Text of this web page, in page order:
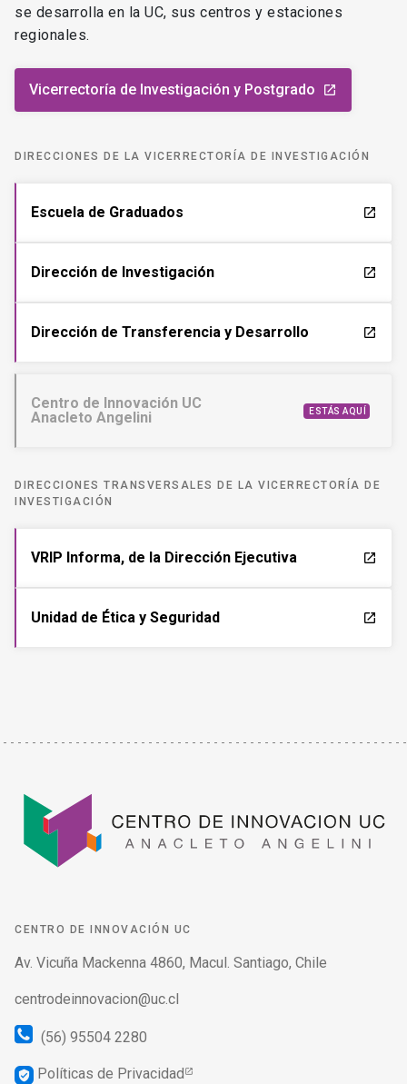
se desarrolla en la UC, sus centros y estaciones
regionales.
Vicerrectoría de Investigación y Postgrado launch
DIRECCIONES DE LA VICERRECTORÍA DE INVESTIGACIÓN
Escuela de Graduados launch
Dirección de Investigación launch
Dirección de Transferencia y Desarrollo launch
Centro de Innovación UC
Anacleto Angelini
ESTÁS AQUÍ
DIRECCIONES TRANSVERSALES DE LA VICERRECTORÍA DE
INVESTIGACIÓN
VRIP Informa, de la Dirección Ejecutiva launch
Unidad de Ética y Seguridad launch
CENTRO DE INNOVACIÓN UC
Av. Vicuña Mackenna 4860, Macul. Santiago, Chile
centrodeinnovacion@uc.cl
(56) 95504 2280
verified_user Políticas de Privacidad